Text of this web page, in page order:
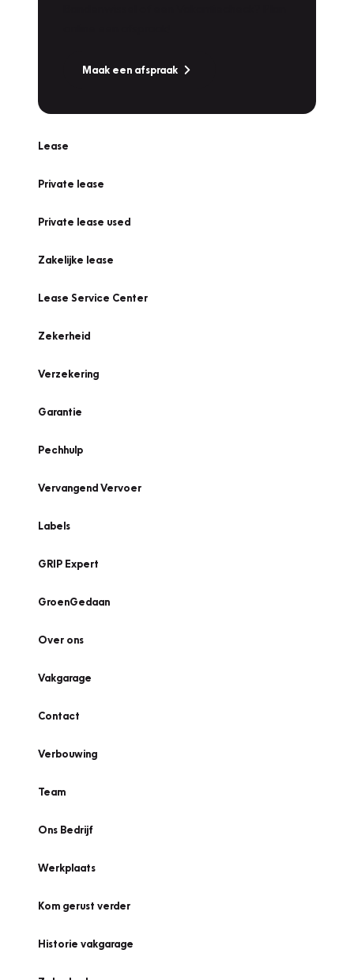
Maak een afspraak
Lease
Private lease
Private lease used
Zakelijke lease
Lease Service Center
Zekerheid
Verzekering
Garantie
Pechhulp
Vervangend Vervoer
Labels
GRIP Expert
GroenGedaan
Over ons
Vakgarage
Contact
Verbouwing
Team
Ons Bedrijf
Werkplaats
Kom gerust verder
Historie vakgarage